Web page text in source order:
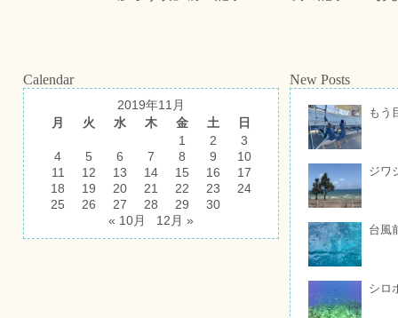
Calendar
2019年11月
月
火 水 木 金 土
日
1
2
3
4
5 6 7 8 9
10
11
12 13 14 15 16
17
18
19 20 21 22 23
24
25
26 27 28 29
30
« 10月
12月 »
New Posts
もう
ジワ
台風
シロ